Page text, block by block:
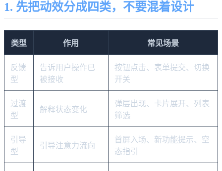
1. 先把动效分成四类，不要混着设计
类型 作用 常见场景
反馈
型
告诉用户操作已
被接收
按钮点击、表单提交、切换
开关
过渡
型
解释状态变化
弹层出现、卡片展开、列表
筛选
引导
型
引导注意力流向
首屏入场、新功能提示、空
态指引